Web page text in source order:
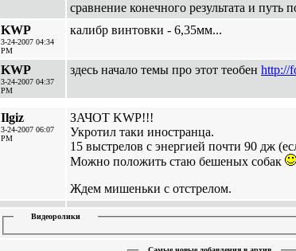
сравнение конечного результата и
KWP
3-24-2007 04:34
PM
калибр винтовки - 6,35мм...
KWP
3-24-2007 04:37
PM
здесь начало темы про этот теобен http://
Ilgiz
3-24-2007 06:07
PM
ЗАЧОТ KWP!!!
Укротил таки иностранца.
15 выстрелов с энергией почти 90 дж
Можно положить стаю бешеных собак
Ждем мишеньки с отстрелом.
Видеоролики